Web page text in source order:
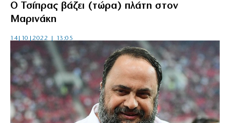
Ο Τσίπρας βάζει (τώρα) πλάτη στον
Μαρινάκη
14|10|2022 | 13:05